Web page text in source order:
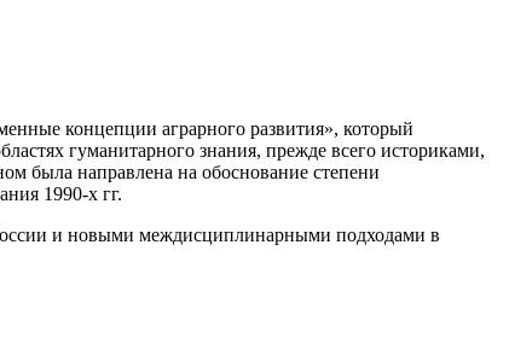
концепции аграрного развития», который
гуманитарного знания, прежде всего историками,
была направлена на обоснование степени
1990-х гг.
России и новыми междисциплинарными подходами в